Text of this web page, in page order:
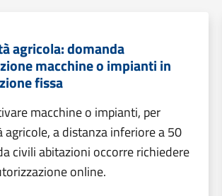
agricola: domanda
macchine o impianti in
fissa
macchine o impianti, per
a distanza inferiore a 50
civili abitazioni occorre richiedere
online.